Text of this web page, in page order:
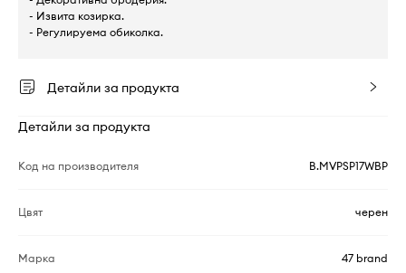
- Извита козирка.
- Регулируема обиколка.
Детайли за продукта
Детайли за продукта
Код на производителя B.MVPSP17WBP
Цвят черен
Марка 47 brand